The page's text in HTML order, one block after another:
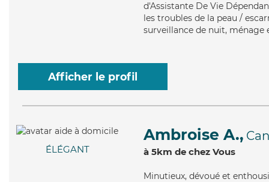
d'Assistante De Vie
les troubles de la peau /
surveillance de nuit, ménage
Afficher le profil
ÉLÉGANT
Ambroise A.,
à 5km de chez Vous
Minutieux, dévoué et